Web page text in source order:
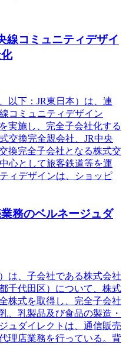
線コミュニティデザイ
以下：JR東日本）は、連
コミュニティデザイン
実施し、完全子会社化する
交換完全親会社、JR中央
換完全子会社となる株式交
心として旅客鉄道等を運
ィデザインは、ショッピ
務のベルネージュダ
は、子会社である株式会社
千代田区）について、株式
株式を取得し、完全子会社
、乳製品及び食品の製造・
ュダイレクトは、通信販売
理店業務を行っている。背